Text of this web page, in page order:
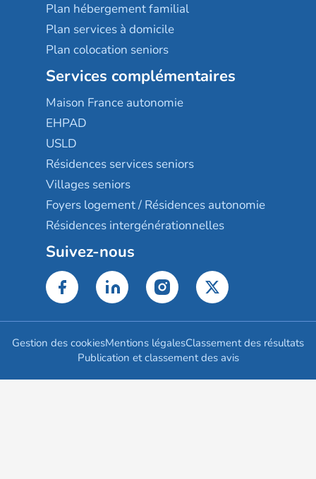
Plan hébergement familial
Plan services à domicile
Plan colocation seniors
Services complémentaires
Maison France autonomie
EHPAD
USLD
Résidences services seniors
Villages seniors
Foyers logement / Résidences autonomie
Résidences intergénérationnelles
Suivez-nous
Gestion des cookiesMentions légalesClassement des résultats
Publication et classement des avis